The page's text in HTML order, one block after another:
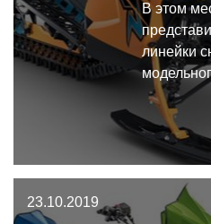
В этом
линейки
23.10.2019